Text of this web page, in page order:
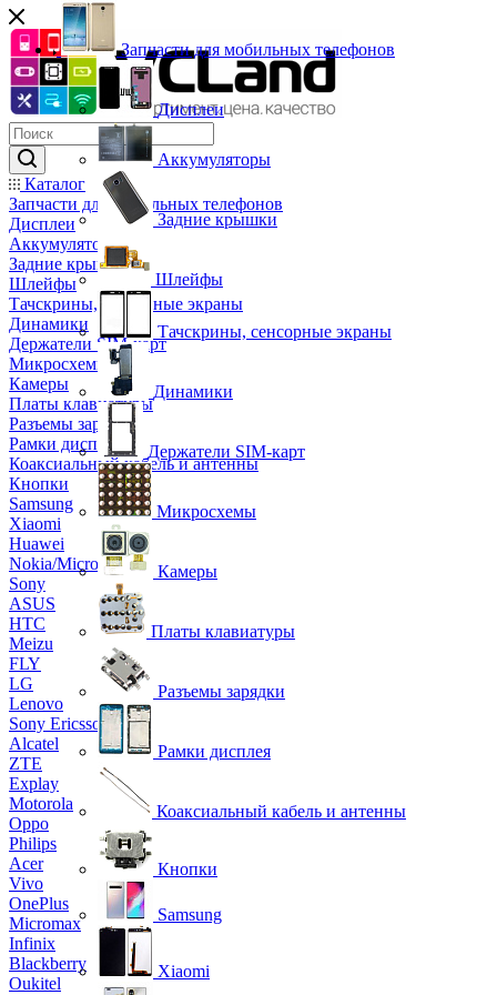
Каталог
Запчасти для мобильных телефонов
Дисплеи
Аккумуляторы
Задние крышки
Шлейфы
Тачскрины, сенсорные экраны
Динамики
Держатели SIM-карт
Микросхемы
Камеры
Платы клавиатуры
Разъемы зарядки
Рамки дисплея
Коаксиальный кабель и антенны
Кнопки
Samsung
Xiaomi
Huawei
Nokia/Microsoft
Sony
ASUS
HTC
Meizu
FLY
LG
Lenovo
Sony Ericsson
Alcatel
ZTE
Explay
Motorola
Oppo
Philips
Acer
Vivo
OnePlus
Micromax
Infinix
Blackberry
Oukitel
Запчасти для мобильных телефонов
Дисплеи
Аккумуляторы
Задние крышки
Шлейфы
Тачскрины, сенсорные экраны
Динамики
Держатели SIM-карт
Микросхемы
Камеры
Платы клавиатуры
Разъемы зарядки
Рамки дисплея
Коаксиальный кабель и антенны
Кнопки
Samsung
Xiaomi